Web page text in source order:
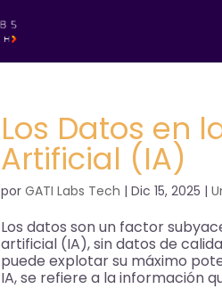
Los Datos en
Artificial (IA)
porGATI Labs Tech |Dic 15, 2025 |
Los datos son un factor
artificial (IA), sin datos de
puede explotar su máximo
IA, se refiere a la información